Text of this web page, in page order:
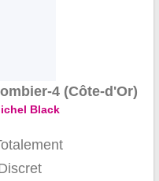
4 (Côte-d'Or)
Black